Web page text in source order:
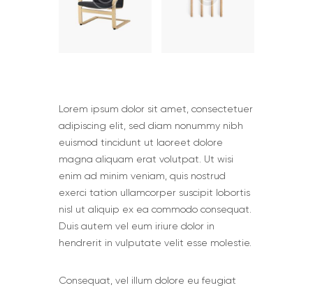
Lorem ipsum dolor sit amet, consectetuer
adipiscing elit, sed diam nonummy nibh
euismod tincidunt ut laoreet dolore
magna aliquam erat volutpat. Ut wisi
enim ad minim veniam, quis nostrud
exerci tation ullamcorper suscipit lobortis
nisl ut aliquip ex ea commodo consequat.
Duis autem vel eum iriure dolor in
hendrerit in vulputate velit esse molestie.
Сonsequat, vel illum dolore eu feugiat